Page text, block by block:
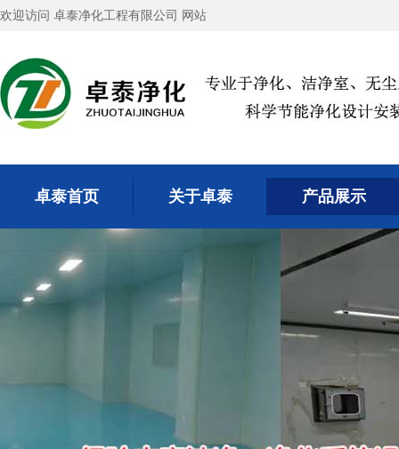
欢迎访问 卓泰净化工程有限公司 网站
卓泰首页 关于卓泰 产品展示